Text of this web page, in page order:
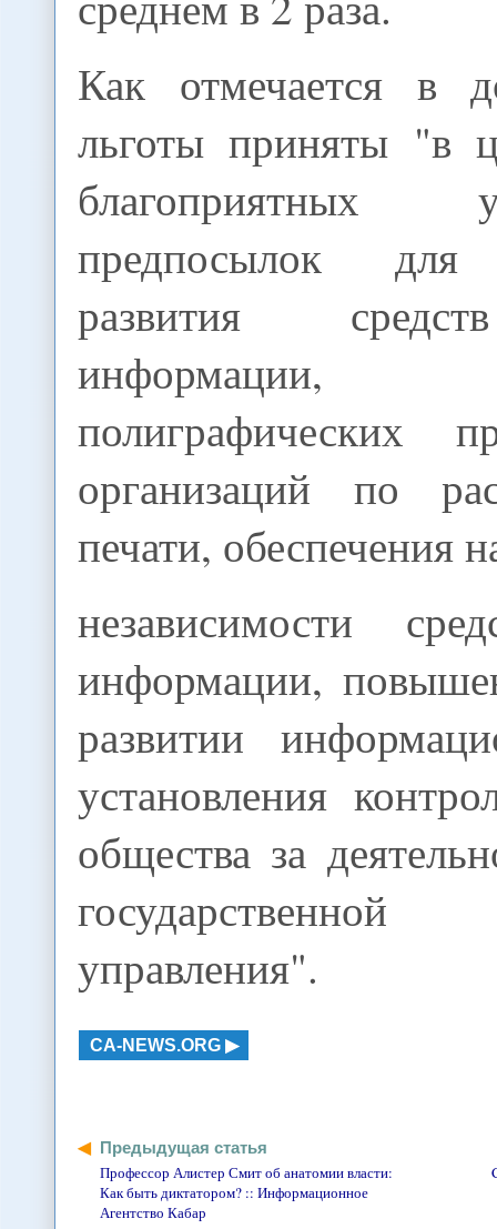
Как отмечается в
льготы приняты "в
предпосылок для
развития
информации,
полиграфических
организаций по
печати, обеспечения
независимости
информации,
развитии
установления
общества за
управления".
CA-NEWS.ORG
Предыдущая статья
Профессор Алистер Смит об анатомии власти:
Как быть диктатором? :: Информационное
Агентство Кабар